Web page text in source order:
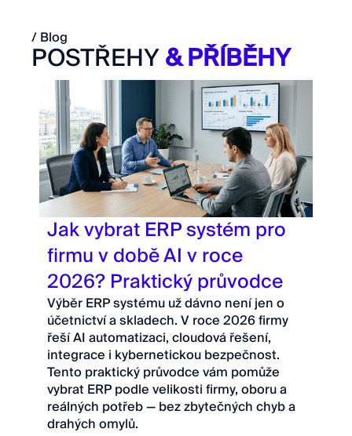
/ Blog
POSTŘEHY& PŘÍBĚHY
Jak vybrat ERP systém pro
firmu v době AI v roce
2026? Praktický průvodce
Výběr ERP systému už dávno není jen o
účetnictví a skladech. V roce 2026 firmy
řeší AI automatizaci, cloudová řešení,
integrace i kybernetickou bezpečnost.
Tento praktický průvodce vám pomůže
vybrat ERP podle velikosti firmy, oboru a
reálných potřeb — bez zbytečných chyb a
drahých omylů.